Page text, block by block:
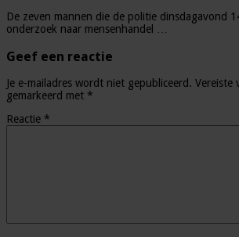
De zeven mannen die de politie dinsdagavond
onderzoek naar mensenhandel …
Geef een reactie
Je e-mailadres wordt niet gepubliceerd. Vereiste
gemarkeerd met *
Reactie *